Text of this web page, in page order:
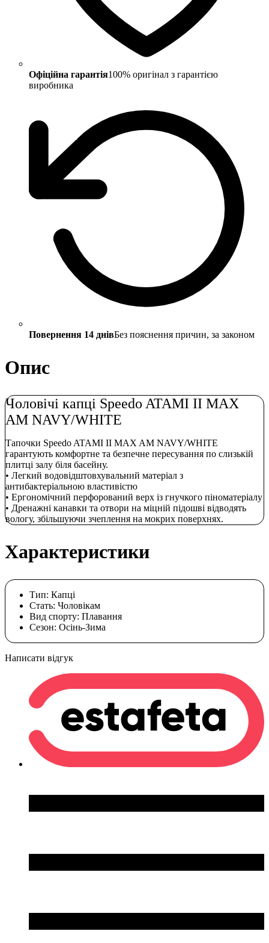
Офіційна гарантія100% оригінал з гарантією
виробника
Повернення 14 днівБез пояснення причин, за законом
Опис
Чоловічі капці Speedo ATAMI II MAX
AM NAVY/WHITE
Тапочки Speedo ATAMI II MAX AM NAVY/WHITE
гарантують комфортне та безпечне пересування по слизькій
плитці залу біля басейну.
• Легкий водовідштовхувальний матеріал з
антибактеріальною властивістю
• Ергономічний перфорований верх із гнучкого піноматеріалу
• Дренажні канавки та отвори на міцній підошві відводять
вологу, збільшуючи зчеплення на мокрих поверхнях.
Характеристики
Тип: Капці
Стать: Чоловікам
Вид спорту: Плавання
Сезон: Осінь-Зима
Написати відгук